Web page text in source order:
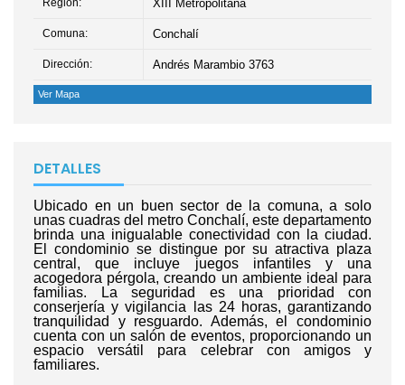
Región: XIII Metropolitana
Comuna: Conchalí
Dirección: Andrés Marambio 3763
Ver Mapa
DETALLES
Ubicado en un buen sector de la comuna, a solo
unas cuadras del metro Conchalí, este departamento
brinda una inigualable conectividad con la ciudad.
El condominio se distingue por su atractiva plaza
central, que incluye juegos infantiles y una
acogedora pérgola, creando un ambiente ideal para
familias. La seguridad es una prioridad con
conserjería y vigilancia las 24 horas, garantizando
tranquilidad y resguardo. Además, el condominio
cuenta con un salón de eventos, proporcionando un
espacio versátil para celebrar con amigos y
familiares.